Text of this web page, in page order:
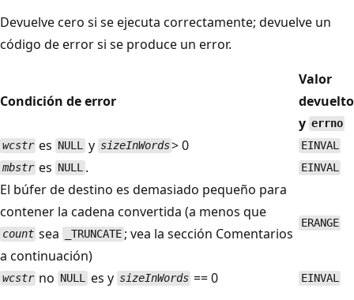
Devuelve cero si se ejecuta correctamente; devuelve un
código de error si se produce un error.
Condición de error
Valor
devuelto
y errno
wcstr es NULLy sizeInWords> 0
EINVAL
mbstr es NULL. EINVAL
El búfer de destino es demasiado pequeño para
contener la cadena convertida (a menos que
count sea _TRUNCATE ; vea la sección Comentarios
a continuación)
ERANGE
wcstr no NULLes y sizeInWords == 0 EINVAL